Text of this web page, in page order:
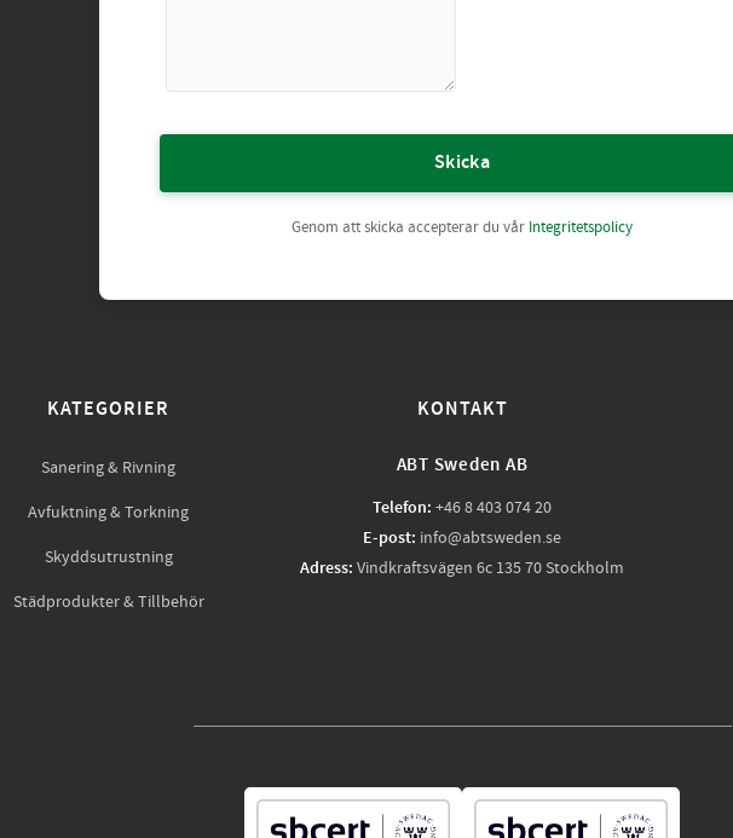
Skicka
Genom att skicka accepterar du vår Integritetspolicy
KATEGORIER
Sanering & Rivning
Avfuktning & Torkning
Skyddsutrustning
Städprodukter & Tillbehör
KONTAKT
ABT Sweden AB
Telefon: +46 8 403 074 20
E-post: info@abtsweden.se
Adress: Vindkraftsvägen 6c 135 70 Stockholm